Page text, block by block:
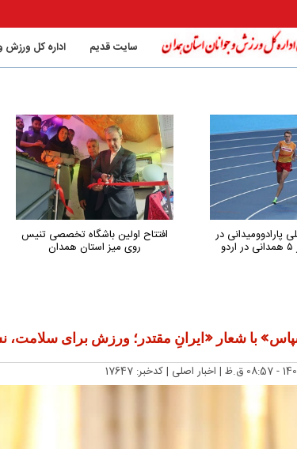
سایت قدیم
اداره کل ورزش
پارادوومیدانی در افتتاح اولین باشگاه تخصصی تنیس
روی میز استان همدان
با شعار «ایرانِ مقتدر؛ ورزش برای سلامت،
اخبار اصلی | کدخبر: 17647